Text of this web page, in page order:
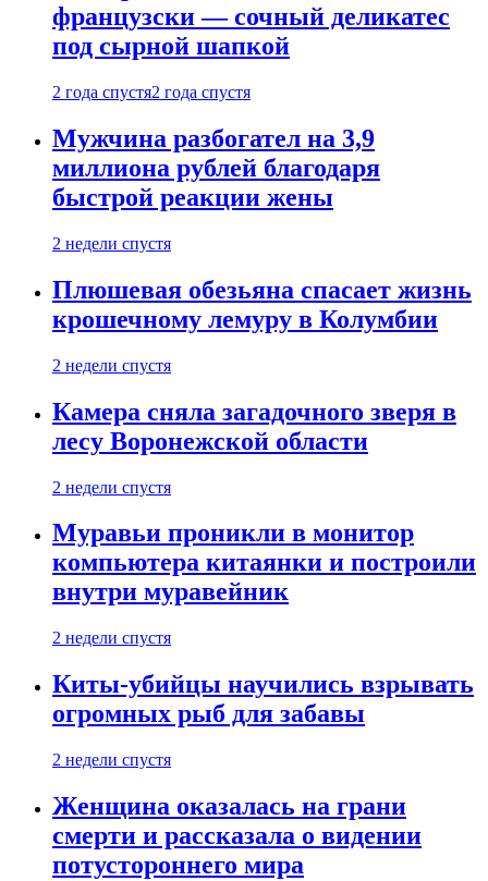
французски — сочный деликатес
под сырной шапкой
2 года спустя2 года спустя
Мужчина разбогател на 3,9
миллиона рублей благодаря
быстрой реакции жены
2 недели спустя
Плюшевая обезьяна спасает жизнь
крошечному лемуру в Колумбии
2 недели спустя
Камера сняла загадочного зверя в
лесу Воронежской области
2 недели спустя
Муравьи проникли в монитор
компьютера китаянки и построили
внутри муравейник
2 недели спустя
Киты-убийцы научились взрывать
огромных рыб для забавы
2 недели спустя
Женщина оказалась на грани
смерти и рассказала о видении
потустороннего мира